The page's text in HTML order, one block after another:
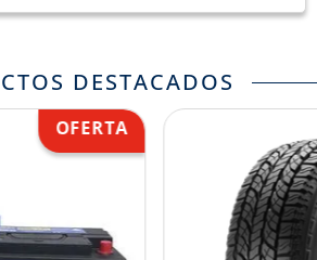
DESTACADOS